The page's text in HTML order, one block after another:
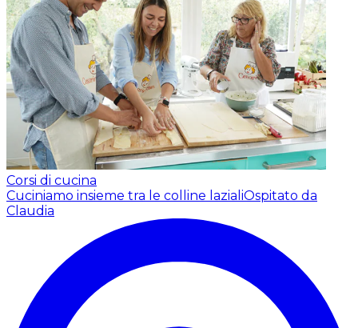
Corsi di cucina
Cuciniamo insieme tra le colline lazialiOspitato da
Claudia